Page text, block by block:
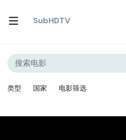
SubHDTV
类型 国家 电影筛选